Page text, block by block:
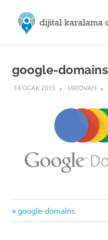
content
google-domains
14 OCAK 2015 MRIDVAN
Yazı
Previous
Post:
google-domains